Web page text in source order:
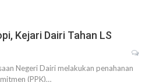
Kejari Dairi Tahan LS
Negeri Dairi melakukan penahanan
(PPK)…